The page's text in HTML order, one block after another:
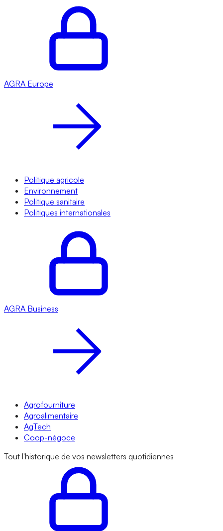
AGRA Europe
Politique agricole
Environnement
Politique sanitaire
Politiques internationales
AGRA Business
Agrofourniture
Agroalimentaire
AgTech
Coop-négoce
Tout l'historique de vos newsletters quotidiennes